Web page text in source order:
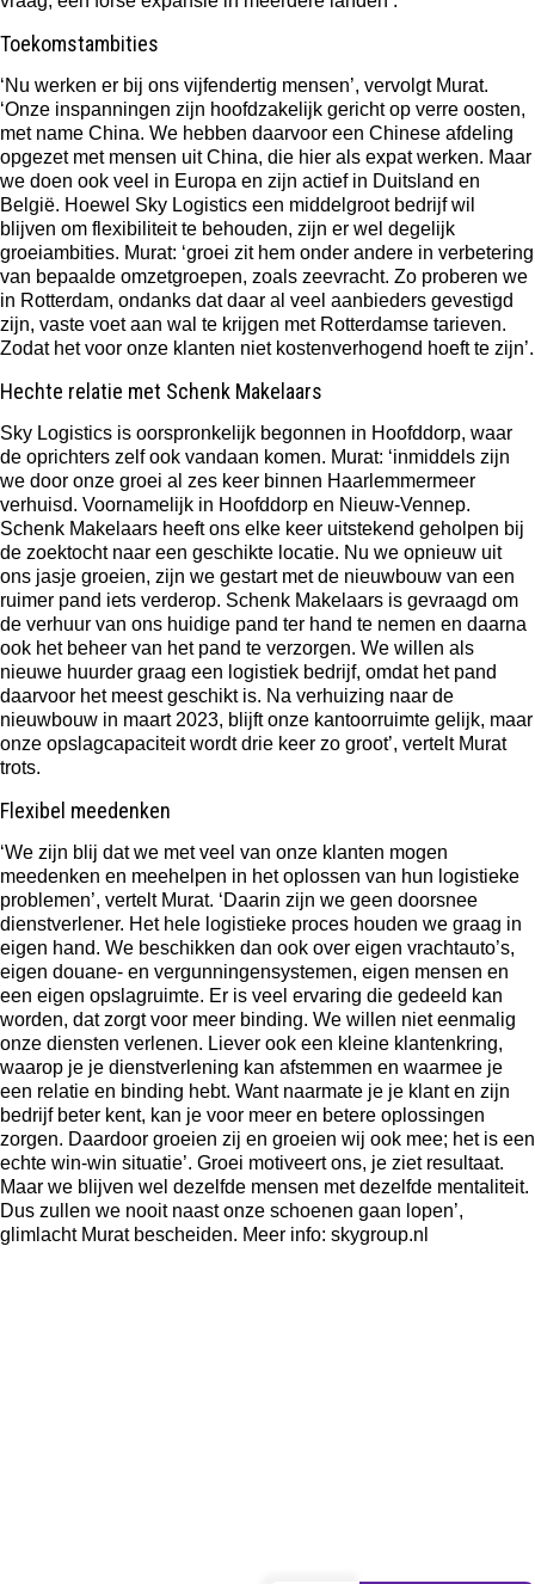
Toekomstambities
‘Nu werken er bij ons vijfendertig mensen’, vervolgt Murat.
‘Onze inspanningen zijn hoofdzakelijk gericht op verre oosten,
met name China. We hebben daarvoor een Chinese afdeling
opgezet met mensen uit China, die hier als expat werken. Maar
we doen ook veel in Europa en zijn actief in Duitsland en
België. Hoewel Sky Logistics een middelgroot bedrijf wil
blijven om flexibiliteit te behouden, zijn er wel degelijk
groeiambities. Murat: ‘groei zit hem onder andere in verbetering
van bepaalde omzetgroepen, zoals zeevracht. Zo proberen we
in Rotterdam, ondanks dat daar al veel aanbieders gevestigd
zijn, vaste voet aan wal te krijgen met Rotterdamse tarieven.
Zodat het voor onze klanten niet kostenverhogend hoeft te zijn’.
Hechte relatie met Schenk Makelaars
Sky Logistics is oorspronkelijk begonnen in Hoofddorp, waar
de oprichters zelf ook vandaan komen. Murat: ‘inmiddels zijn
we door onze groei al zes keer binnen Haarlemmermeer
verhuisd. Voornamelijk in Hoofddorp en Nieuw-Vennep.
Schenk Makelaars heeft ons elke keer uitstekend geholpen bij
de zoektocht naar een geschikte locatie. Nu we opnieuw uit
ons jasje groeien, zijn we gestart met de nieuwbouw van een
ruimer pand iets verderop. Schenk Makelaars is gevraagd om
de verhuur van ons huidige pand ter hand te nemen en daarna
ook het beheer van het pand te verzorgen. We willen als
nieuwe huurder graag een logistiek bedrijf, omdat het pand
daarvoor het meest geschikt is. Na verhuizing naar de
nieuwbouw in maart 2023, blijft onze kantoorruimte gelijk, maar
onze opslagcapaciteit wordt drie keer zo groot’, vertelt Murat
trots.
Flexibel meedenken
‘We zijn blij dat we met veel van onze klanten mogen
meedenken en meehelpen in het oplossen van hun logistieke
problemen’, vertelt Murat. ‘Daarin zijn we geen doorsnee
dienstverlener. Het hele logistieke proces houden we graag in
eigen hand. We beschikken dan ook over eigen vrachtauto’s,
eigen douane- en vergunningensystemen, eigen mensen en
een eigen opslagruimte. Er is veel ervaring die gedeeld kan
worden, dat zorgt voor meer binding. We willen niet eenmalig
onze diensten verlenen. Liever ook een kleine klantenkring,
waarop je je dienstverlening kan afstemmen en waarmee je
een relatie en binding hebt. Want naarmate je je klant en zijn
bedrijf beter kent, kan je voor meer en betere oplossingen
zorgen. Daardoor groeien zij en groeien wij ook mee; het is een
echte win-win situatie’. Groei motiveert ons, je ziet resultaat.
Maar we blijven wel dezelfde mensen met dezelfde mentaliteit.
Dus zullen we nooit naast onze schoenen gaan lopen’,
glimlacht Murat bescheiden. Meer info: skygroup.nl